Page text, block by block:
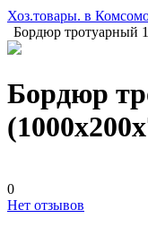
Хоз.товары. в
Бордюр тротуарный
Бордюр
0
Нет отзывов